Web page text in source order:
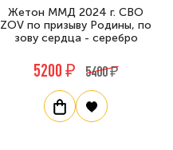
Жетон ММД 2024 г. СВО
ZOV по призыву Родины, по
зову сердца - серебро
5200 ₽ 5400 ₽